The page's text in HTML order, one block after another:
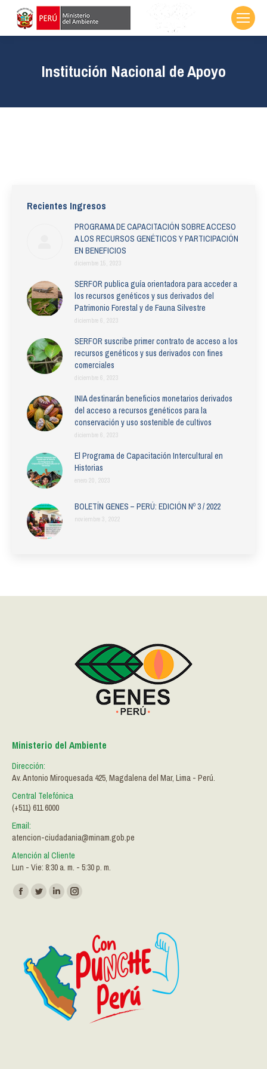
Institución Nacional de Apoyo
Recientes Ingresos
PROGRAMA DE CAPACITACIÓN SOBRE ACCESO
A LOS RECURSOS GENÉTICOS Y PARTICIPACIÓN
EN BENEFICIOS
diciembre 15, 2023
SERFOR publica guía orientadora para acceder a
los recursos genéticos y sus derivados del
Patrimonio Forestal y de Fauna Silvestre
diciembre 6, 2023
SERFOR suscribe primer contrato de acceso a los
recursos genéticos y sus derivados con fines
comerciales
diciembre 6, 2023
INIA destinarán beneficios monetarios derivados
del acceso a recursos genéticos para la
conservación y uso sostenible de cultivos
diciembre 6, 2023
El Programa de Capacitación Intercultural en
Historias
enero 20, 2023
BOLETÍN GENES – PERÚ: EDICIÓN Nº 3 / 2022
noviembre 3, 2022
Ministerio del Ambiente
Dirección:
Av. Antonio Miroquesada 425, Magdalena del Mar, Lima - Perú.
Central Telefónica
(+511) 611 6000
Email:
atencion-ciudadania@minam.gob.pe
Atención al Cliente
Lun - Vie: 8:30 a. m. - 5:30 p. m.
Encuéntranos en:
Facebook
new
window
Twitter
new
window
Linkedin
new
window
Instagram
new
window